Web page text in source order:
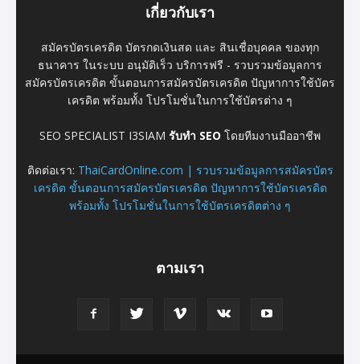
เกี่ยวกับเรา
สมัครบัตรเครดิต บัตรกดเงินสด และ สินเชื่อบุคคล ของทุก
ธนาคาร ในระบบ อนุมัติเร็ว บริการฟรี - รวบรวมข้อมูลการ
สมัครบัตรเครดิต ขั้นตอนการสมัครบัตรเครดิต ปัญหาการใช้บัตร
เครดิต พร้อมทั้ง โปรโมชั่นในการใช้บัตรต่าง ๆ
SEO SPECIALIST I3SIAM รับทำ SEO โดยทีมงานมืออาชีพ
ติดต่อเรา: ThaiCardOnline.com | รวบรวมข้อมูลการสมัครบัตร
เครดิต ขั้นตอนการสมัครบัตรเครดิต ปัญหาการใช้บัตรเครดิต
พร้อมทั้ง โปรโมชั่นในการใช้บัตรเครดิตต่าง ๆ
ตามเรา